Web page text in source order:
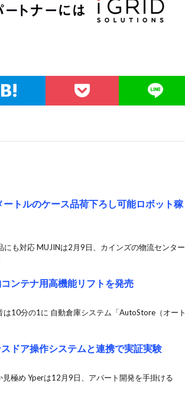
トルのケース品荷下ろし可能ロボット稼
も対応 MUJINは2月9日、カインズの物流センター
ンテナ用高機能リフトを発売
10分の1に 自動倉庫システム「AutoStore（オート
ドア操作システムと連携で実証実験
極め Yperは12月9日、アパート開発を手掛ける